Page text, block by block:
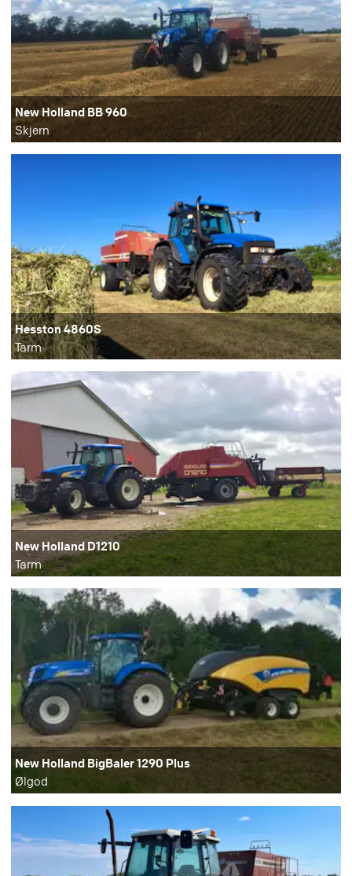
New Holland BB 960
Skjern
Hesston 4860S
Tarm
New Holland D1210
Tarm
New Holland BigBaler 1290 Plus
Ølgod